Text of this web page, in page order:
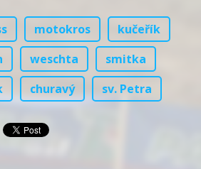
motokros
kučeřík
weschta
smitka
churavý sv. Petra